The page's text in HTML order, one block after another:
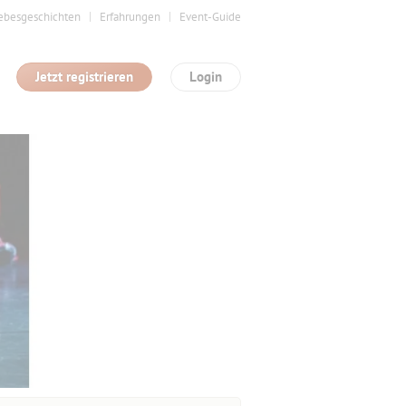
Erfahrungen Event-Guide
Login
Jetzt registrieren